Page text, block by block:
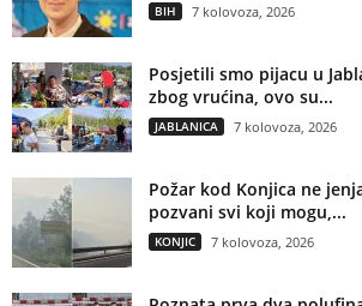
BIH 7 kolovoza, 2026
Posjetili smo pijacu u
zbog vrućina, ovo su...
JABLANICA 7 kolovoza, 2026
Požar kod Konjica ne
pozvani svi koji mogu,...
KONJIC 7 kolovoza, 2026